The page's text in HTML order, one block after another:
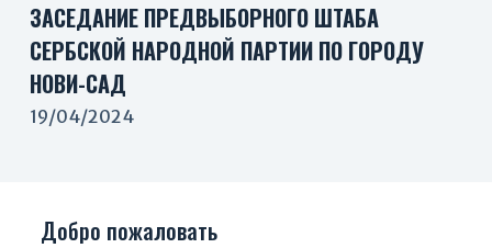
ЗАСЕДАНИЕ ПРЕДВЫБОРНОГО ШТАБА
СЕРБСКОЙ НАРОДНОЙ ПАРТИИ ПО ГОРОДУ
НОВИ-САД
19/04/2024
Добро пожаловать